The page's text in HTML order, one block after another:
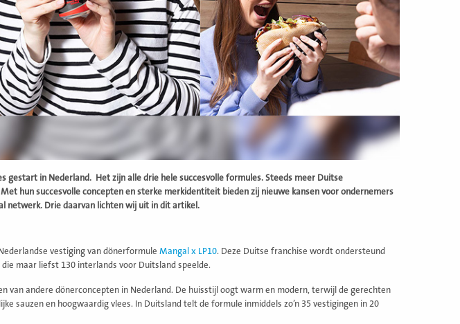
gestart in Nederland. Het zijn alle drie hele succesvolle formules. Steeds meer Duitse
hun succesvolle concepten en sterke merkidentiteit bieden zij nieuwe kansen voor ondernemers
netwerk. Drie daarvan lichten wij uit in dit artikel.
vestiging van dönerformule Mangal x LP10. Deze Duitse franchise wordt ondersteund
maar liefst 130 interlands voor Duitsland speelde.
van andere dönerconcepten in Nederland. De huisstijl oogt warm en modern, terwijl de gerechten
sauzen en hoogwaardig vlees. In Duitsland telt de formule inmiddels zo’n 35 vestigingen in 20